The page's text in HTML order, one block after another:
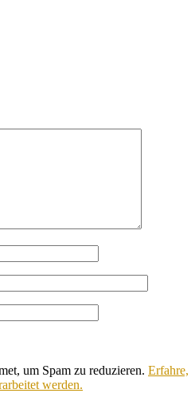
um Spam zu reduzieren. Erfahre,
werden.